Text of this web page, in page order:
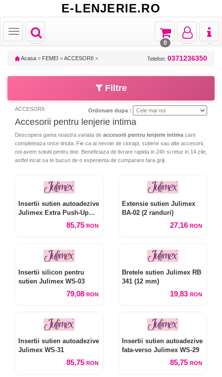
E-LENJERIE.RO
Toggle
navigation
Toggle
Toggle
navigation
Toggle
navigation
Toggle
navigation
0
Acasa » FEMEI »ACCESORII » Telefon: 0371236350
Filtre
ACCESORII Ordonare dupa :
Accesorii pentru lenjerie intima
Descopera gama noastra variata de accesorii pentru lenjerie intima care
completeaza orice tinuta. Fie ca ai nevoie de ciorapi, sutiene sau alte accesorii,
noi avem solutii pentru tine. Beneficiaza de livrare rapida in 24h si retur in 14 zile,
astfel incat sa te bucuri de o experienta de cumparare fara griji.
Insertii sutien autoadezive
Julimex Extra Push-Up
85,75 RON
Extensie sutien Julimex
BA-02 (2 randuri)
27,16 RON
Insertii silicon pentru
sutien Julimex WS-03
79,08 RON
Bretele sutien Julimex RB
341 (12 mm)
19,83 RON
Insertii sutien autoadezive
Julimex WS-31
85,75 RON
Insertii sutien autoadezive
fata-verso Julimex WS-29
85,75 RON